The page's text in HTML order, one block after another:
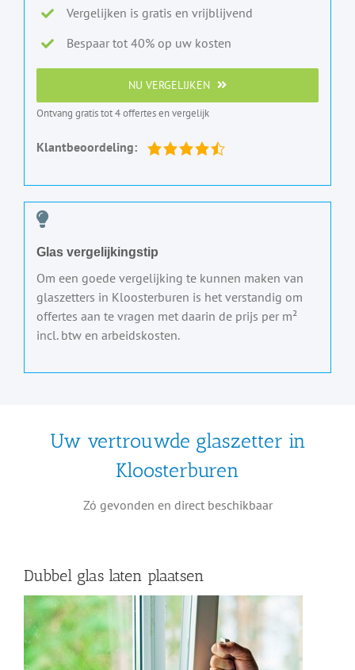
Vergelijken is gratis en vrijblijvend
Bespaar tot 40% op uw kosten
NU VERGELIJKEN
Ontvang gratis tot 4 offertes en vergelijk
Klantbeoordeling:
Glas vergelijkingstip
Om een goede vergelijking te kunnen maken van
glaszetters in Kloosterburen is het verstandig om
offertes aan te vragen met daarin de prijs per m²
incl. btw en arbeidskosten.
Uw vertrouwde glaszetter in
Kloosterburen
Zó gevonden en direct beschikbaar
Dubbel glas laten plaatsen